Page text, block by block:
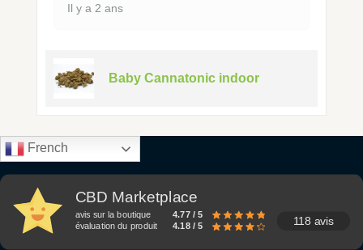
Il y a 2 ans
Baby Cannatonic indoor
French
CBD Marketplace
avis sur la boutique
4.77 / 5
évaluation du produit
4.18 / 5 118 avis